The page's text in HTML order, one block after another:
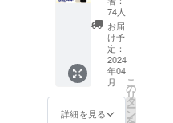
がとう
画像 ・
感謝の
メッ
セージ
動画 ・
ステッ
カー ※
ご希望
デザイ
ントー
トバッ
ク！羊
のキャ
ラと羊
骨！！
なぜ羊
74人
お届
け予
定：
2024
年04
月
詳細を見る
こ
の
リ
タ
ー
ン
を